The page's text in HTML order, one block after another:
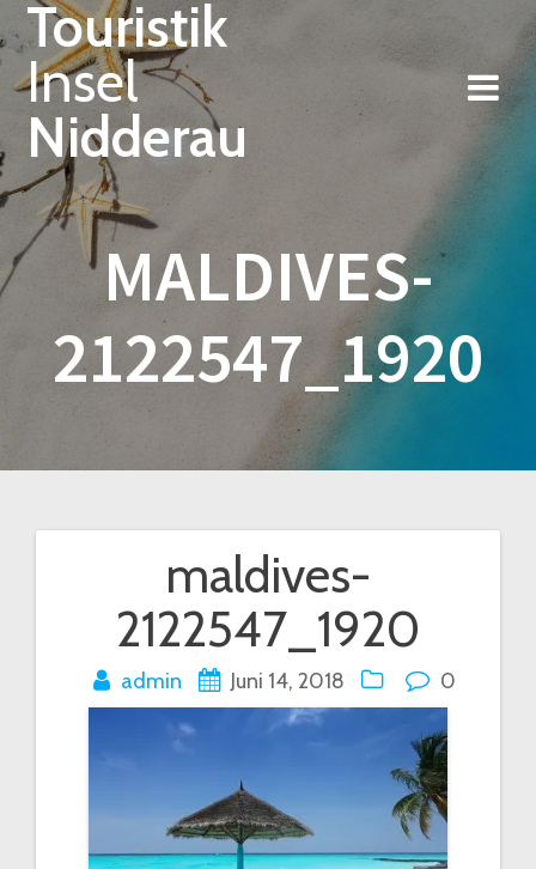
springen
Touristik
Insel
Nidderau
MALDIVES-
2122547_1920
maldives-
2122547_1920
admin Juni 14, 2018 0
Beitrags-
Navigation